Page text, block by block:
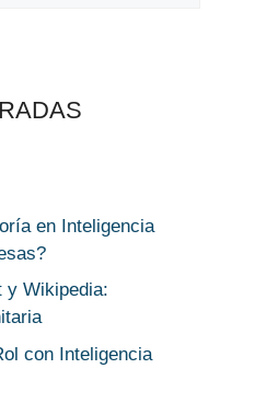
en Inteligencia
y Wikipedia:
con Inteligencia